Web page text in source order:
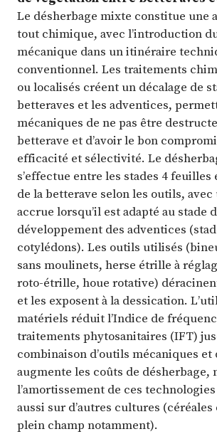
Le désherbage mixte constitue une
tout chimique, avec l’introduction
mécanique dans un itinéraire
conventionnel. Les traitements
ou localisés créent un décalage de
betteraves et les adventices,
mécaniques de ne pas être
betterave et d’avoir le bon
efficacité et sélectivité. Le
s’effectue entre les stades 4
de la betterave selon les outils,
accrue lorsqu’il est adapté au stade
développement des adventices
cotylédons). Les outils utilisés
sans moulinets, herse étrille à
roto-étrille, houe rotative)
et les exposent à la dessication.
matériels réduit l’Indice de
traitements phytosanitaires (IFT)
combinaison d’outils mécaniques et
augmente les coûts de désherbage,
l’amortissement de ces
aussi sur d’autres cultures
plein champ notamment).